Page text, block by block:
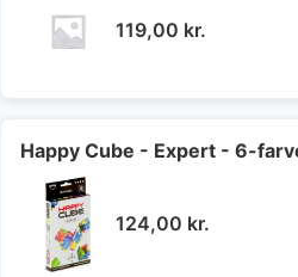
119,00 kr.
Happy Cube - Expert - 6-
124,00 kr.